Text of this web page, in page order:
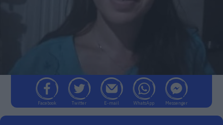
Facebook Twitter E-mail WhatsApp Messenger